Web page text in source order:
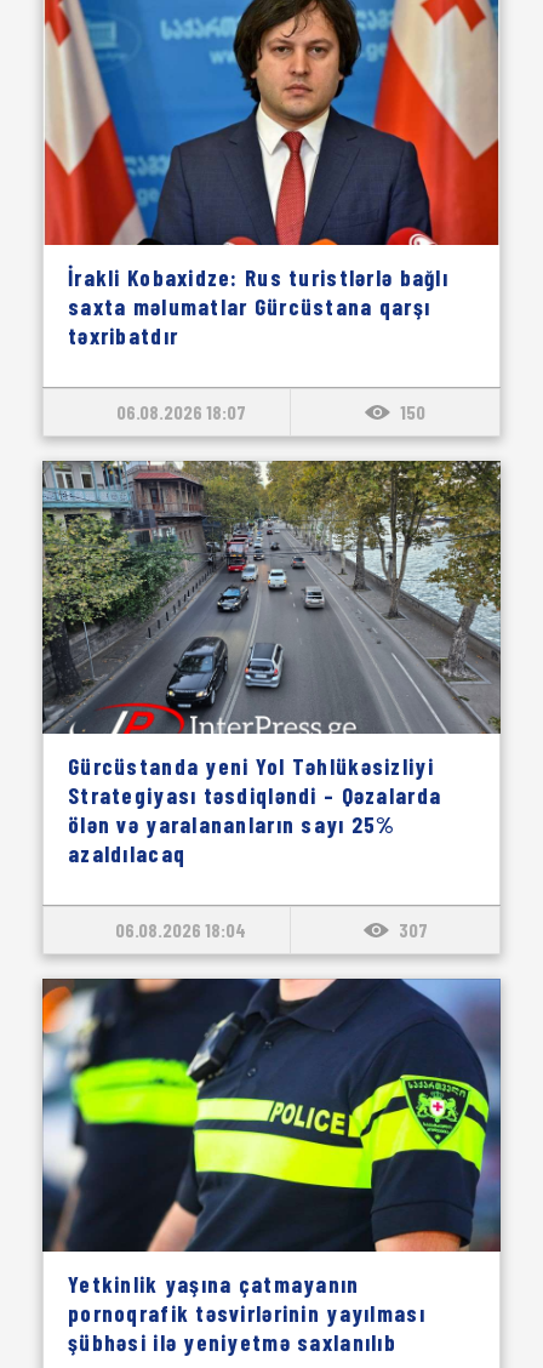
İrakli Kobaxidze: Rus turistlərlə bağlı
saxta məlumatlar Gürcüstana qarşı
təxribatdır
06.08.2026 18:07 150
Gürcüstanda yeni Yol Təhlükəsizliyi
Strategiyası təsdiqləndi – Qəzalarda
ölən və yaralananların sayı 25%
azaldılacaq
06.08.2026 18:04 307
Yetkinlik yaşına çatmayanın
pornoqrafik təsvirlərinin yayılması
şübhəsi ilə yeniyetmə saxlanılıb